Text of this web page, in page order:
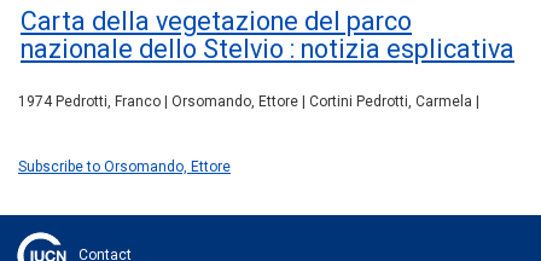
Carta della vegetazione del parco
nazionale dello Stelvio : notizia esplicativa
1974 Pedrotti, Franco | Orsomando, Ettore | Cortini Pedrotti, Carmela |
Subscribe to Orsomando, Ettore
Contact